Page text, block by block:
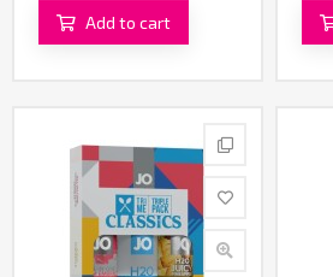
Add to cart